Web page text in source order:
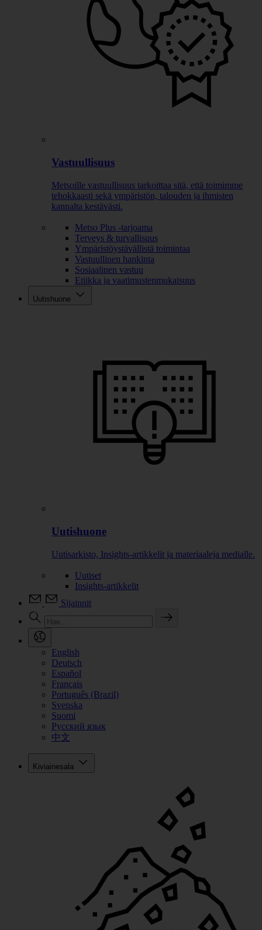
Vastuullisuus
Metsoille vastuullisuus tarkoittaa sitä, että toimimme
tehokkaasti sekä ympäristön, talouden ja ihmisten
kannalta kestävästi.
Metso Plus -tarjoama
Terveys & turvallisuus
Ympäristöystävällistä toimintaa
Vastuullinen hankinta
Sosiaalinen vastuu
Etiikka ja vaatimustenmukaisuus
Uutishuone
Uutishuone
Uutisarkisto, Insights-artikkelit ja materiaaleja medialle.
Uutiset
Insights-artikkelit
Sijainnit
English
Deutsch
Español
Français
Português (Brazil)
Svenska
Suomi
Русский язык
中文
Kiviainesala